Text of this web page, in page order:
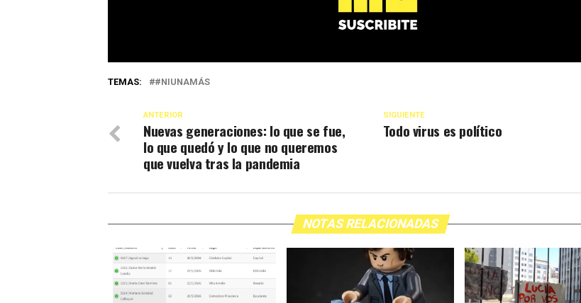
TEMAS: #NIUNAMÁS
SIGUIENTE
Todo virus es político
ANTERIOR
Nuevas generaciones: lo que se fue,
lo que quedó y lo que no queremos
que vuelva tras la pandemia
NOTAS RELACIONADAS